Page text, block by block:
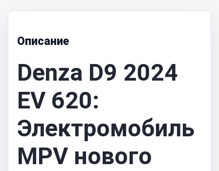
Описание
Denza D9 2024
EV 620:
Электромобиль
MPV нового